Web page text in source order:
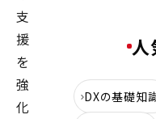
支
援
を
強
化
人
DXの基礎知